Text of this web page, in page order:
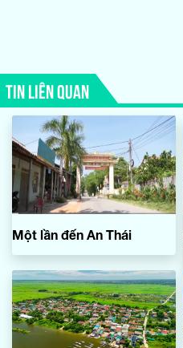
TIN LIÊN QUAN
Một lần đến An Thái